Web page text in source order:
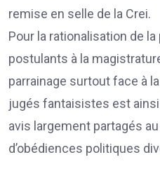
remise en selle de la Crei.
Pour la rationalisation de
postulants à la
parrainage surtout face à
jugés fantaisistes est
avis largement partagés
d’obédiences politiques